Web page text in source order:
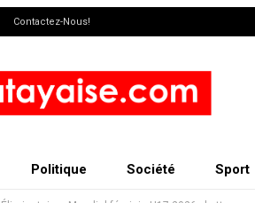
Contactez-Nous!
Politique Société Sport